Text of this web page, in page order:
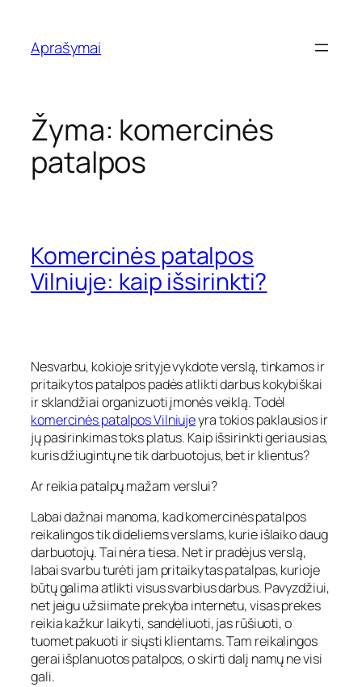
turinio
Aprašymai
Žyma: komercinės
patalpos
Komercinės patalpos
Vilniuje: kaip išsirinkti?
Nesvarbu, kokioje srityje vykdote verslą, tinkamos ir
pritaikytos patalpos padės atlikti darbus kokybiškai
ir sklandžiai organizuoti įmonės veiklą. Todėl
komercinės patalpos Vilniujeyra tokios paklausios ir
jų pasirinkimas toks platus. Kaip išsirinkti geriausias,
kuris džiugintų ne tik darbuotojus, bet ir klientus?
Ar reikia patalpų mažam verslui?
Labai dažnai manoma, kad komercinės patalpos
reikalingos tik dideliems verslams, kurie išlaiko daug
darbuotojų. Tai nėra tiesa. Net ir pradėjus verslą,
labai svarbu turėti jam pritaikytas patalpas, kurioje
būtų galima atlikti visus svarbius darbus. Pavyzdžiui,
net jeigu užsiimate prekyba internetu, visas prekes
reikia kažkur laikyti, sandėliuoti, jas rūšiuoti, o
tuomet pakuoti ir siųsti klientams. Tam reikalingos
gerai išplanuotos patalpos, o skirti dalį namų ne visi
gali.